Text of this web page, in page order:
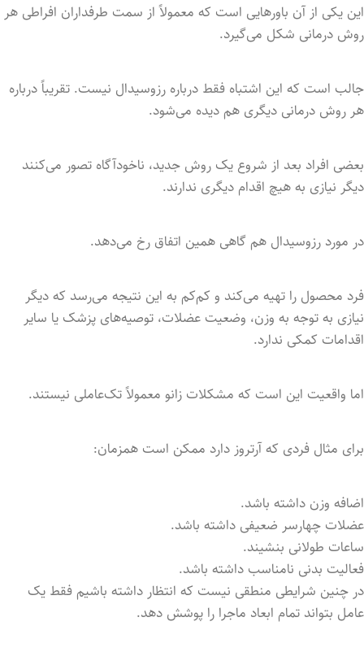
این یکی از آن باورهایی است که معمولاً از سمت طرفداران افراطی هر
روش درمانی شکل می‌گیرد.
جالب است که این اشتباه فقط درباره رزوسیدال نیست. تقریباً درباره
هر روش درمانی دیگری هم دیده می‌شود.
بعضی افراد بعد از شروع یک روش جدید، ناخودآگاه تصور می‌کنند
دیگر نیازی به هیچ اقدام دیگری ندارند.
در مورد رزوسیدال هم گاهی همین اتفاق رخ می‌دهد.
فرد محصول را تهیه می‌کند و کم‌کم به این نتیجه می‌رسد که دیگر
نیازی به توجه به وزن، وضعیت عضلات، توصیه‌های پزشک یا سایر
اقدامات کمکی ندارد.
اما واقعیت این است که مشکلات زانو معمولاً تک‌عاملی نیستند.
برای مثال فردی که آرتروز دارد ممکن است همزمان:
اضافه وزن داشته باشد.
عضلات چهارسر ضعیفی داشته باشد.
ساعات طولانی بنشیند.
فعالیت بدنی نامناسب داشته باشد.
در چنین شرایطی منطقی نیست که انتظار داشته باشیم فقط یک
عامل بتواند تمام ابعاد ماجرا را پوشش دهد.